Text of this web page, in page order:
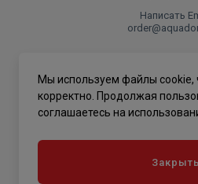
Написать
.
Мы используем файлы cookie,
корректно. Продолжая
соглашаетесь на
Закрыть